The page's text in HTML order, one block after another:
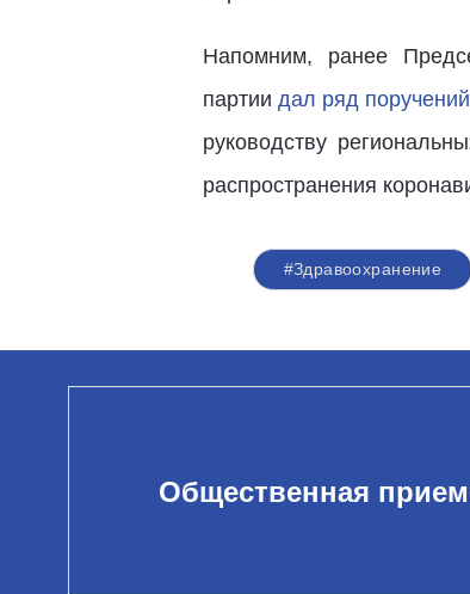
Напомним, ранее
партии дал ряд поручений
руководству
распространения
#Здравоохранение
Общественная